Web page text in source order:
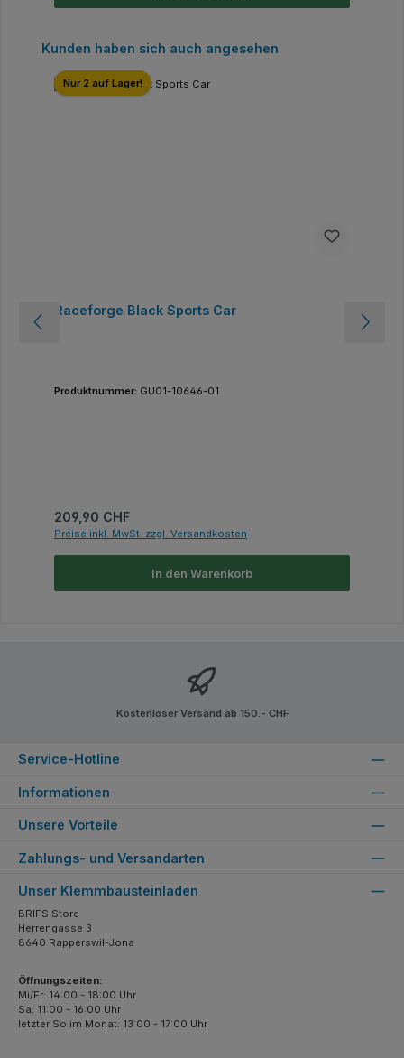
Produktgalerie überspringen
Kunden haben sich auch angesehen
Nur 2 auf Lager!
Raceforge Black Sports Car
Produktnummer: GU01-10646-01
Regulärer Preis:
209,90 CHF
Preise inkl. MwSt. zzgl. Versandkosten
In den Warenkorb
Kostenloser Versand ab 150.- CHF
Service-Hotline
Informationen
Unsere Vorteile
Zahlungs- und Versandarten
Unser Klemmbausteinladen
BRIFS Store
Herrengasse 3
8640 Rapperswil-Jona
Öffnungszeiten:
Mi/Fr: 14:00 - 18:00 Uhr
Sa: 11:00 - 16:00 Uhr
letzter So im Monat: 13:00 - 17:00 Uhr